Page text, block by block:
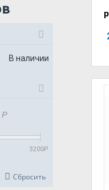
В наличии
Р
3200Р
Сбросить